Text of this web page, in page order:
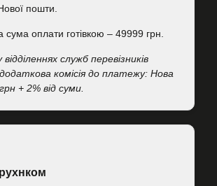
пошти.
оплати готівкою – 49999 грн.
служб перевізників
комісія до платежу: Нова
+ 2% від суми.